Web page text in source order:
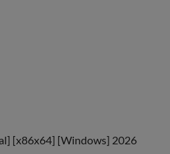
[x86x64] [Windows] 2026